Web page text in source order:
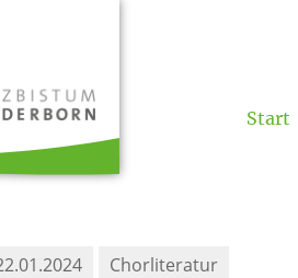
Start
Chorliteratur